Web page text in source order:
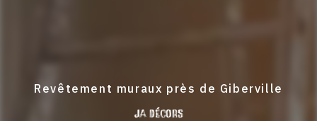
Revêtement muraux près de Giberville
JA Décors